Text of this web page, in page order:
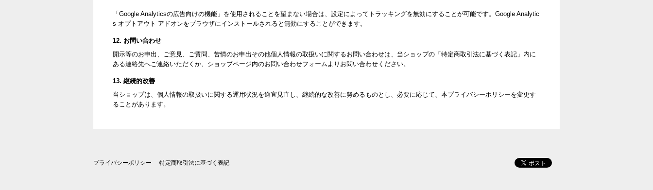
「Google Analyticsの広告向けの機能」を使用されることを望まない場合は、設定によってトラッキングを無効にすることが可能です。Google Analytic
s オプトアウト アドオンをブラウザにインストールされると無効にすることができます。
12. お問い合わせ
開示等のお申出、ご意見、ご質問、苦情のお申出その他個人情報の取扱いに関するお問い合わせは、当ショップの「特定商取引法に基づく表記」内に
ある連絡先へご連絡いただくか、ショップページ内のお問い合わせフォームよりお問い合わせください。
13. 継続的改善
当ショップは、個人情報の取扱いに関する運用状況を適宜見直し、継続的な改善に努めるものとし、必要に応じて、本プライバシーポリシーを変更す
ることがあります。
プライバシーポリシー 特定商取引法に基づく表記